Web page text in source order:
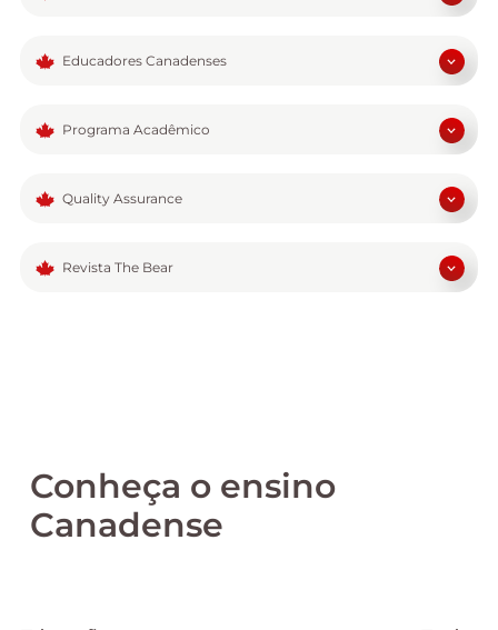
Educadores Canadenses
Programa Acadêmico
Quality Assurance
Revista The Bear
Conheça o ensino
Canadense